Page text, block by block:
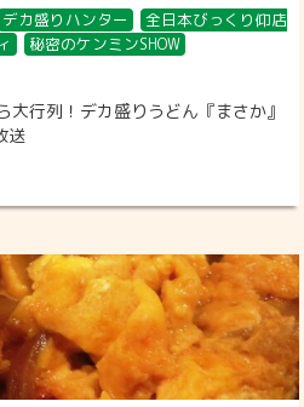
デカ盛りハンター
全日本びっくり仰店
秘密のケンミンSHOW
大行列！デカ盛りうどん『まさか』
送